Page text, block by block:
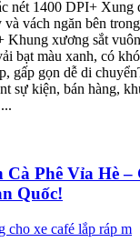
nét 1400 DPI+ Xung
và vách ngăn bên
Khung xương sắt
bạt màu xanh, có
gấp gọn dễ di
sự kiện, bán hàng,
Phê Vỉa Hè –
Quốc!